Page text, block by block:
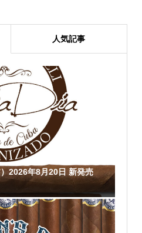
人気記事
2026年8月20日 新発売